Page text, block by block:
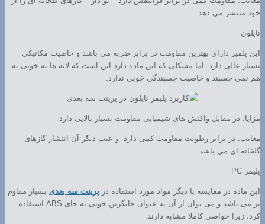
خود منتشر می دهد
نایلون
این پلمیر دارای بهترین مقاومت در برابر ضربه می باشد و خاصیت مکانیکی
بسیار عالی دارد. اما مشکلی که این ماده دارد این است که لایه ها به خوبی به
هم نمی چسبند و خاصیت چسبندگی خوبی ندارد.
مزایا: در مقابل واکنش های شیمیایی مقاومت بسیار بالایی دارد
معایب: در برابر رطوبت مقاومت کمی دارد و عیب دیگر آن انتشار گازهای
گلخانه ای می باشد.
پلیمر PC
این ماده در مقایسه با دیگر مواد مورد استفاده در پرینت سه بعدی بسیار مقاوم
تر می باشد و می توان از آن به عنوان جایگزین خوبی به جای ABS استفاده
کرد، زیرا خواصی کاملا مشابه دارند.